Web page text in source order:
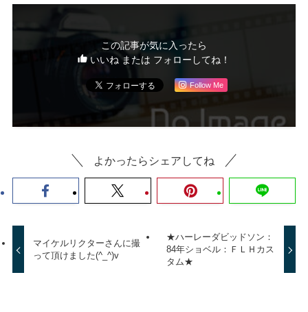
この記事が気に入ったら
いいね または フォローしてね！
Follow Me
よかったらシェアしてね
マイケルリクターさんに撮
って頂けました(^_^)v
★ハーレーダビッドソン：
84年ショベル：ＦＬＨカス
タム★